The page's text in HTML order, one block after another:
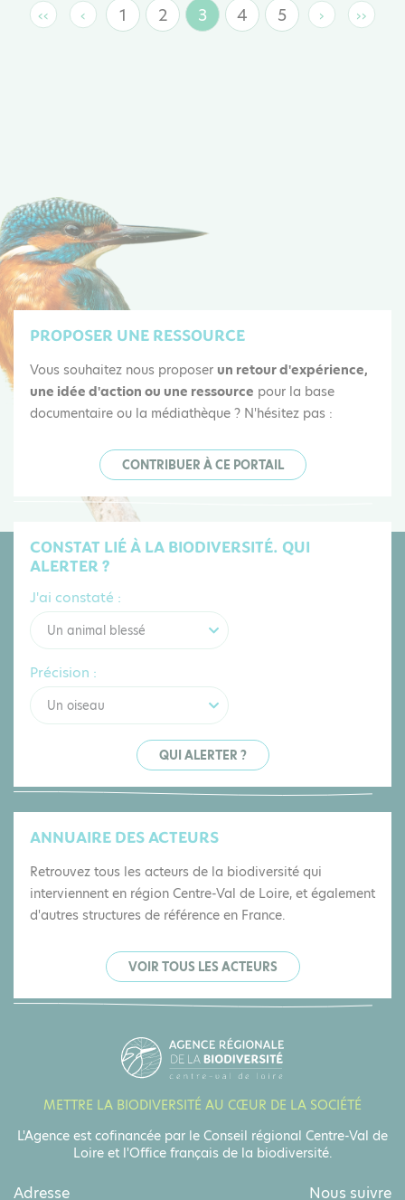
Première
‹‹
Page
‹ Page
1 Page
2
Page
3 Page
4 Page
5
Page
› ››
PROPOSER UNE RESSOURCE
Vous souhaitez nous proposer un retour d'expérience,
une idée d'action ou une ressource pour la base
documentaire ou la médiathèque ? N'hésitez pas :
CONTRIBUER À CE PORTAIL
CONSTAT LIÉ À LA BIODIVERSITÉ. QUI
ALERTER ?
J'ai constaté :
Un animal blessé
Précision :
Un oiseau
QUI ALERTER ?
ANNUAIRE DES ACTEURS
Retrouvez tous les acteurs de la biodiversité qui
interviennent en région Centre-Val de Loire, et également
d'autres structures de référence en France.
VOIR TOUS LES ACTEURS
Adresse Nous suivre
METTRE LA BIODIVERSITÉ AU CŒUR DE LA SOCIÉTÉ
L'Agence est cofinancée par le Conseil régional Centre-Val de
Loire et l'Office français de la biodiversité.